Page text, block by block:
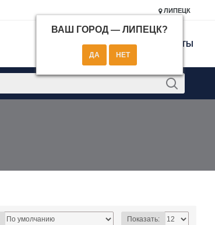
ЛИПЕЦК
ВАШ ГОРОД — ЛИПЕЦК?
КОНТАКТЫ
Показать: